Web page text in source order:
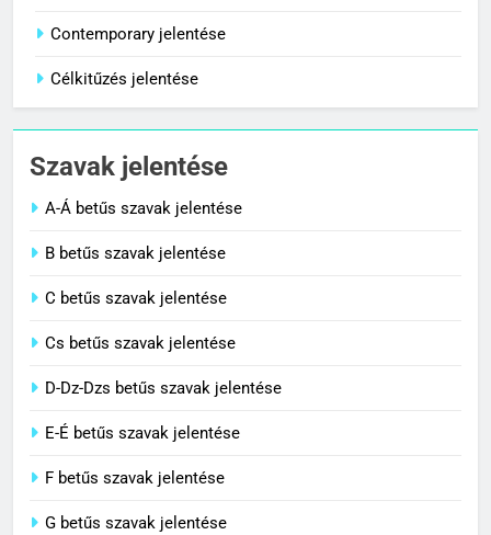
1
Cigánykerék jelentése
C BETŰS SZAVAK JELENTÉSE
C BETŰS SZAVAK JELENTÉSE
3
4
Contemporary jelentése
Célkitűzés jelentése
Szavak jelentése
A-Á betűs szavak jelentése
B betűs szavak jelentése
C betűs szavak jelentése
Cs betűs szavak jelentése
D-Dz-Dzs betűs szavak jelentése
E-É betűs szavak jelentése
F betűs szavak jelentése
G betűs szavak jelentése